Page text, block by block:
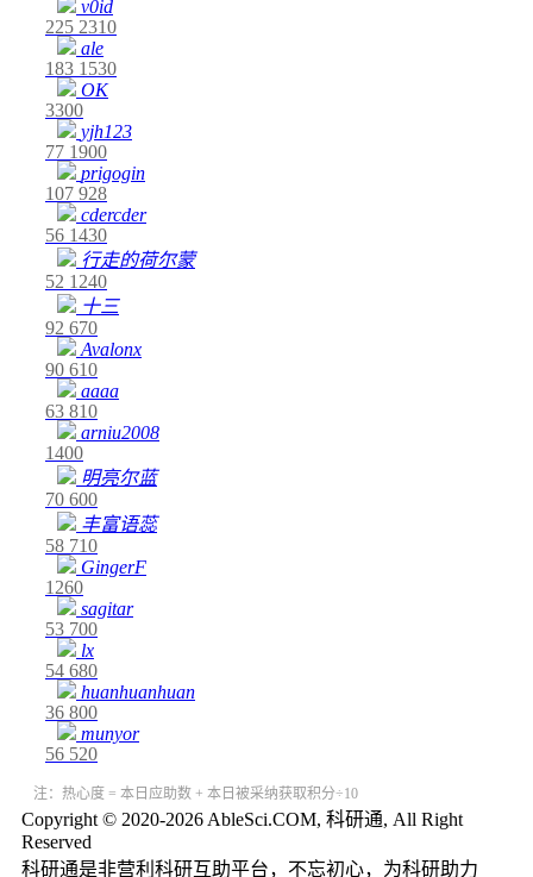
v0id
225 2310
ale
183 1530
OK
3300
yjh123
77 1900
prigogin
107 928
cdercder
56 1430
行走的荷尔蒙
52 1240
十三
92 670
Avalonx
90 610
aaaa
63 810
arniu2008
1400
明亮尔蓝
70 600
丰富语蕊
58 710
GingerF
1260
sagitar
53 700
lx
54 680
huanhuanhuan
36 800
munyor
56 520
注：热心度 = 本日应助数 + 本日被采纳获取积分÷10
Copyright © 2020-2026 AbleSci.COM, 科研通, All Right
Reserved
科研通是非营利科研互助平台，不忘初心，为科研助力